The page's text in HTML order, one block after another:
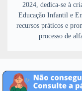
2024, dedica-se à
Educação Infantil e
recursos práticos e
processo de